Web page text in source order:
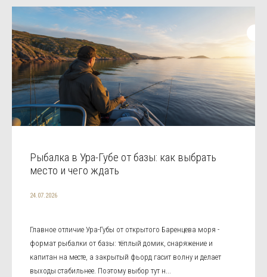
Рыбалка в Ура-Губе от базы: как выбрать
место и чего ждать
24.07.2026
Главное отличие Ура-Губы от открытого Баренцева моря -
формат рыбалки от базы: тёплый домик, снаряжение и
капитан на месте, а закрытый фьорд гасит волну и делает
выходы стабильнее. Поэтому выбор тут н...